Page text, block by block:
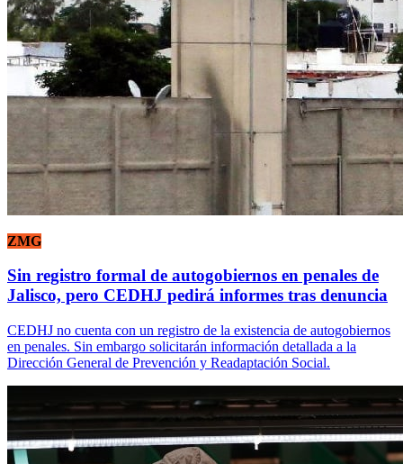
ZMG
Sin registro formal de autogobiernos en penales de
Jalisco, pero CEDHJ pedirá informes tras denuncia
CEDHJ no cuenta con un registro de la existencia de autogobiernos
en penales. Sin embargo solicitarán información detallada a la
Dirección General de Prevención y Readaptación Social.